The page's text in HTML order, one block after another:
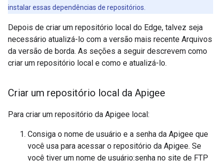
instalar essas dependências de repositórios.
Depois de criar um repositório local do Edge, talvez seja
necessário atualizá-lo com a versão mais recente Arquivos
da versão de borda. As seções a seguir descrevem como
criar um repositório local e como e atualizá-lo.
Criar um repositório local da Apigee
Para criar um repositório da Apigee local:
Consiga o nome de usuário e a senha da Apigee que
você usa para acessar o repositório da Apigee. Se
você tiver um nome de usuário:senha no site de FTP